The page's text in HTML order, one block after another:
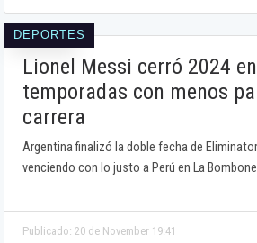
DEPORTES
Lionel Messi cerró 2024
temporadas con menos
carrera
Argentina finalizó la doble fecha de
venciendo con lo justo a Perú en La
Publicado: 20 de November 19:41